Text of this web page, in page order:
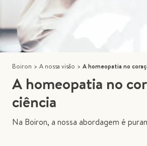
Boiron > A nossa visão > A homeopatia no
A homeopatia no
ciência
Na Boiron, a nossa abordagem é